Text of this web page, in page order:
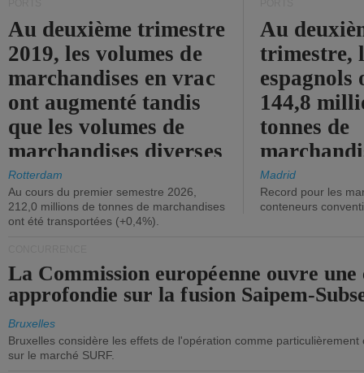
Au deuxième trimestre
2019, les volumes de
marchandises en vrac
ont augmenté tandis
que les volumes de
marchandises diverses
ont diminué.
Rotterdam
Au cours du premier semestre 2026,
212,0 millions de tonnes de marchandises
ont été transportées (+0,4%).
Au
trimestre,
144,8
tonnes de
(+2,9%).
Madrid
Record pour les
conteneurs
La Commission européenne ouvre une
approfondie sur la fusion Saipem-
Bruxelles
Bruxelles considère les effets de l'opération comme
sur le marché SURF.